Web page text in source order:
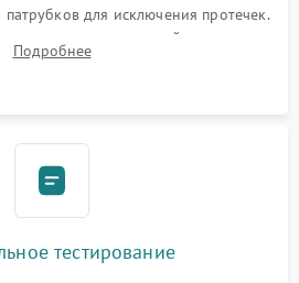
для исключения протечек.
гидравлической системы,
установка датчика поплавка.
Подробнее
тестирование